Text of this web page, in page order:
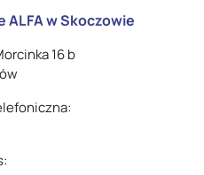
w Skoczowie
16 b